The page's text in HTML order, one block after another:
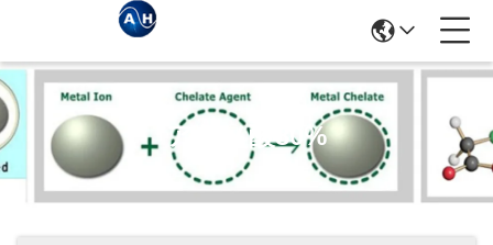
アミノ酸80%